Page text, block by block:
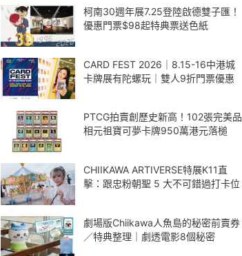
柯南30週年展7.25登陸啟德雙子匯！
優惠門票$98起特典票送色紙
CARD FEST 2026｜8.15-16中港城
卡牌展有陀螺玩｜雙人9折門票優惠
PTCG拍賣創歷史新高！102張完美品
相元祖寶可夢卡牌950萬港元落槌
CHIIKAWA ARTIVERSE特展K11直
擊：跟忠粉朝聖 5 大不可錯過打卡位
劇場版Chiikawa人魚島的秘密前賣券
／特典整理｜劇透電影8個秘密